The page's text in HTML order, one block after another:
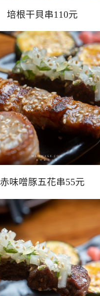
培根干貝串110元
赤味噌豚五花串55元